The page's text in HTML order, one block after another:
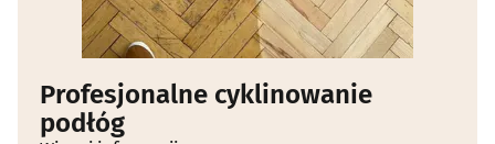
Profesjonalne cyklinowanie
podłóg